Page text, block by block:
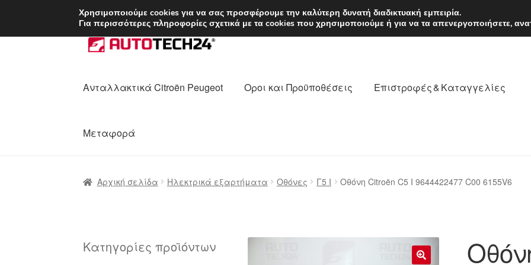
ΑΠΟΣΤΟΛΗ από 7 EUR Δευτέρα-Παρ.
Απευθείας
μετάβαση
πλοήγηση
Μετάβαση
σε
Ανταλλακτικά Citroën Peugeot Οροι και Προϋποθέσεις Επιστροφές & Καταγγελίες
Μεταφορά
Αρχική σελίδα Ηλεκτρικά εξαρτήματα Οθόνες Γ5 Ι Οθόνη Citroën C5 I 9644422477 C00 6155V6
Κατηγορίες προϊόντων
Χρησιμοποιούμε cookies για να σας προσφέρουμε την καλύτερη δυνατή διαδικτυακή εμπειρία.
Για περισσότερες πληροφορίες σχετικά με τα cookies που χρησιμοποιούμε ή για να τα απενεργοποιήσετε,